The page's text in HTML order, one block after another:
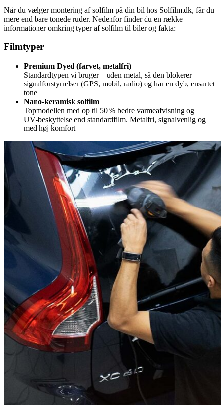
Når du vælger montering af solfilm på din bil hos Solfilm.dk, får du
mere end bare tonede ruder. Nedenfor finder du en række
informationer omkring typer af solfilm til biler og fakta:
Filmtyper
Premium Dyed (farvet, metalfri)
Standardtypen vi bruger – uden metal, så den blokerer
signalforstyrrelser (GPS, mobil, radio) og har en dyb, ensartet
tone
Nano-keramisk solfilm
Topmodellen med op til 50 % bedre varmeafvisning og
UV‑beskyttelse end standardfilm. Metalfri, signalvenlig og
med høj komfort